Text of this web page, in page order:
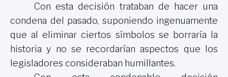
Con esta decisión trataban de hacer una
condena del pasado, suponiendo ingenuamente
que al eliminar ciertos símbolos se borraría la
historia y no se recordarían aspectos que los
legisladores consideraban humillantes.